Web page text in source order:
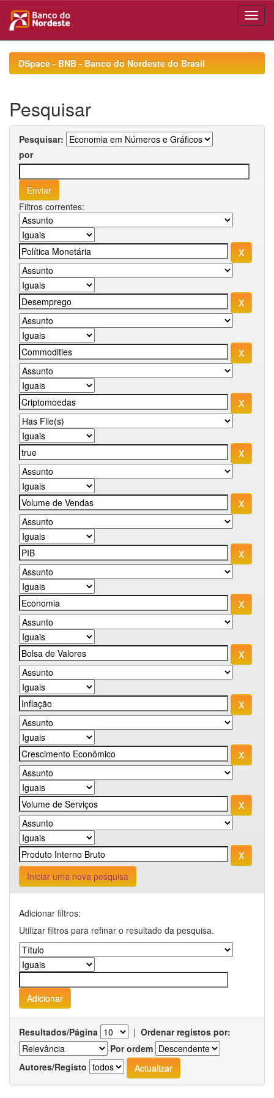
navigationDSpace - BNB - Banco do Nordeste do Brasil
Pesquisar
Pesquisar:
por
Filtros correntes:
Iniciar uma nova pesquisa
Adicionar filtros:
Utilizar filtros para refinar o resultado da pesquisa.
Resultados/Página | Ordenar registos por:
Por ordem
Autores/Registo